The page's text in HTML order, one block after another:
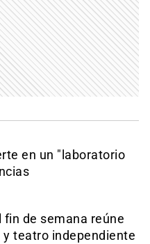
en un "laboratorio
fin de semana reúne
teatro independiente